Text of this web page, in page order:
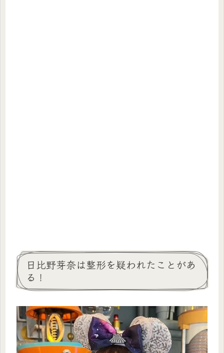
日比野芽奈は整形を疑われたことがあ
る！